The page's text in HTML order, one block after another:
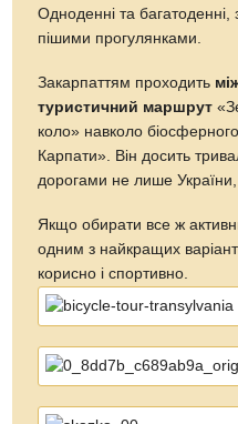
Одноденні та
пішими прогулянками.
Закарпаттям проходить
туристичний маршрут
коло» навколо
Карпати». Він досить
дорогами не лише
Якщо обирати все ж
одним з найкращих
корисно і спортивно.